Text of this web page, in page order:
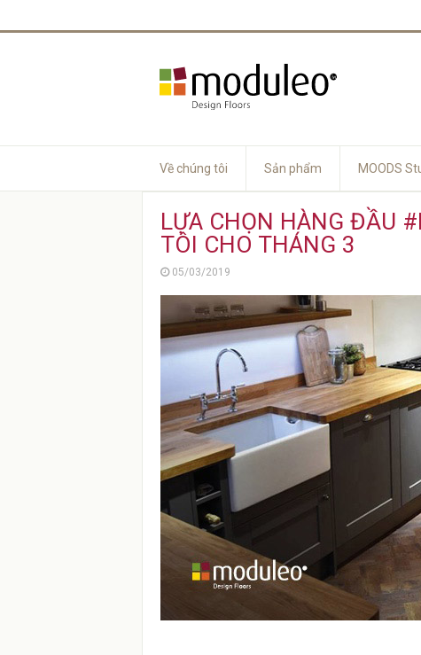
Về chúng tôi Sản phẩm MOODS
LỰA CHỌN HÀNG ĐẦU
TÔI CHO THÁNG 3
05/03/2019